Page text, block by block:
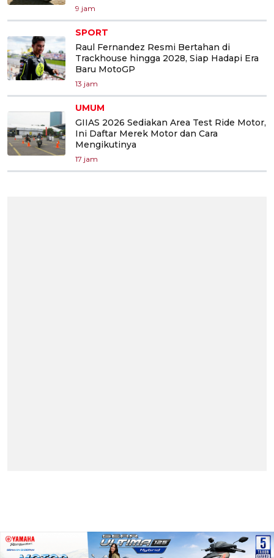
9 jam
SPORT
Raul Fernandez Resmi Bertahan di
Trackhouse hingga 2028, Siap Hadapi Era
Baru MotoGP
13 jam
UMUM
GIIAS 2026 Sediakan Area Test Ride Motor,
Ini Daftar Merek Motor dan Cara
Mengikutinya
17 jam